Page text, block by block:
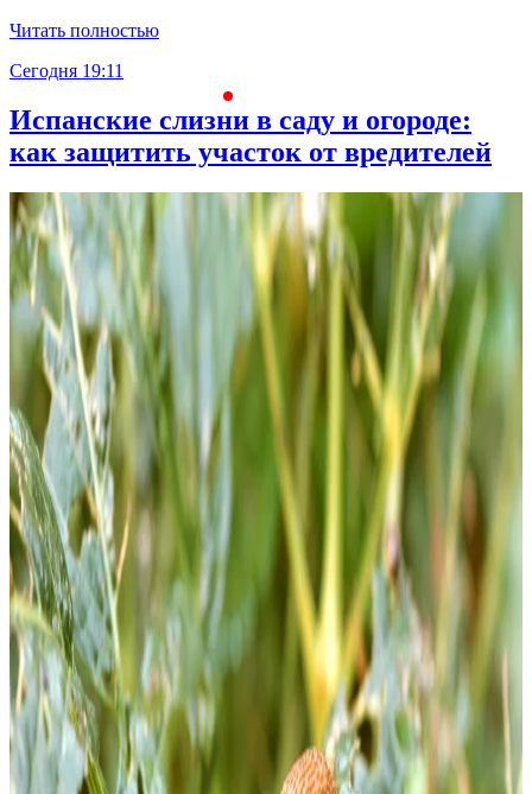
Читать полностью
Сегодня 19:11
Испанские слизни в саду и огороде:
как защитить участок от вредителей